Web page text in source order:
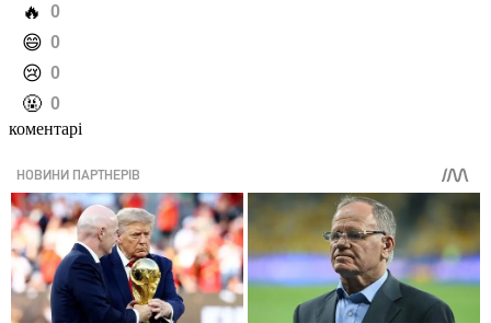
️🔥 0
️😄 0
️😢 0
️🤬 0
коментарі